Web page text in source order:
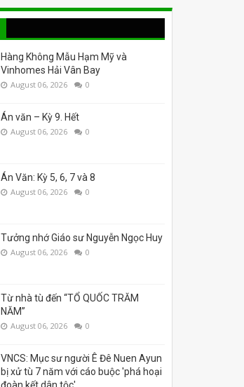
Hàng Không Mẫu Hạm Mỹ và
Vinhomes Hải Vân Bay
August 06, 2026 0
Án văn – Kỳ 9. Hết
August 06, 2026 0
Án Văn: Kỳ 5, 6, 7 và 8
August 06, 2026 0
Tưởng nhớ Giáo sư Nguyễn Ngọc Huy
August 06, 2026 0
Từ nhà tù đến “TỔ QUỐC TRĂM
NĂM”
August 06, 2026 0
VNCS: Mục sư người Ê Đê Nuen Ayun
bị xử tù 7 năm với cáo buộc 'phá hoại